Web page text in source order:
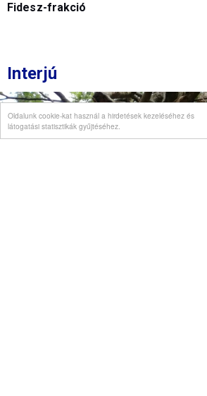
Oldalunk cookie-kat használ a hirdetések kezeléséhez és
látogatási statisztikák gyűjtéséhez.
Fidesz-frakció
Interjú